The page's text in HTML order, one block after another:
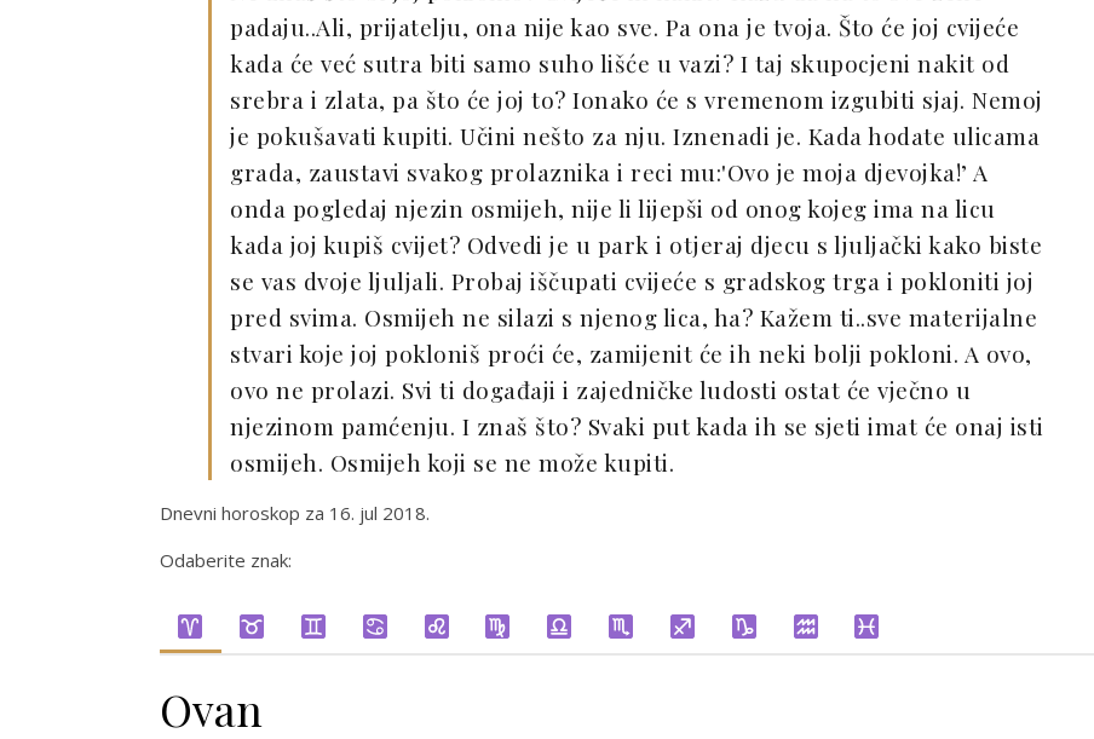
padaju..Ali, prijatelju, ona nije kao sve. Pa ona je tvoja. Što će joj cvijeće
kada će već sutra biti samo suho lišće u vazi? I taj skupocjeni nakit od
srebra i zlata, pa što će joj to? Ionako će s vremenom izgubiti sjaj. Nemoj
je pokušavati kupiti. Učini nešto za nju. Iznenadi je. Kada hodate ulicama
grada, zaustavi svakog prolaznika i reci mu:'Ovo je moja djevojka!’ A
onda pogledaj njezin osmijeh, nije li lijepši od onog kojeg ima na licu
kada joj kupiš cvijet? Odvedi je u park i otjeraj djecu s ljuljački kako biste
se vas dvoje ljuljali. Probaj iščupati cvijeće s gradskog trga i pokloniti joj
pred svima. Osmijeh ne silazi s njenog lica, ha? Kažem ti..sve materijalne
stvari koje joj pokloniš proći će, zamijenit će ih neki bolji pokloni. A ovo,
ovo ne prolazi. Svi ti događaji i zajedničke ludosti ostat će vječno u
njezinom pamćenju. I znaš što? Svaki put kada ih se sjeti imat će onaj isti
osmijeh. Osmijeh koji se ne može kupiti.
Dnevni horoskop za 16. jul 2018.
Odaberite znak:
Ovan